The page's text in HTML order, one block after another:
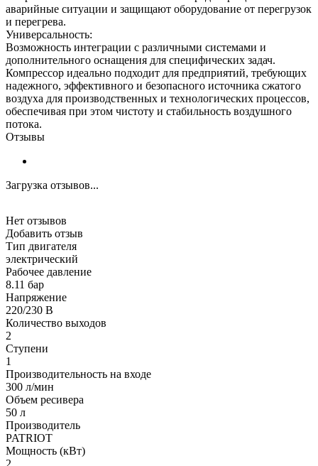
аварийные ситуации и защищают оборудование от перегрузок
и перегрева.
Универсальность:
Возможность интеграции с различными системами и
дополнительного оснащения для специфических задач.
Компрессор идеально подходит для предприятий, требующих
надежного, эффективного и безопасного источника сжатого
воздуха для производственных и технологических процессов,
обеспечивая при этом чистоту и стабильность воздушного
потока.
Отзывы
Загрузка отзывов...
Нет отзывов
Добавить отзыв
Тип двигателя
электрический
Рабочее давление
8.11 бар
Напряжение
220/230 В
Количество выходов
2
Ступени
1
Производительность на входе
300 л/мин
Объем ресивера
50 л
Производитель
PATRIOT
Мощность (кВт)
2